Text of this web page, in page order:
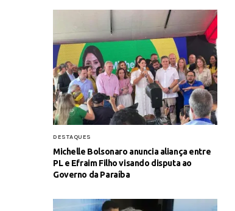
DESTAQUES
Michelle Bolsonaro anuncia aliança entre
PL e Efraim Filho visando disputa ao
Governo da Paraíba